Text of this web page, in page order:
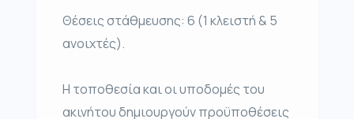
Θέσεις στάθμευσης: 6 (1 κλειστή & 5
ανοιχτές).
Η τοποθεσία και οι υποδομές του
ακινήτου δημιουργούν προϋποθέσεις